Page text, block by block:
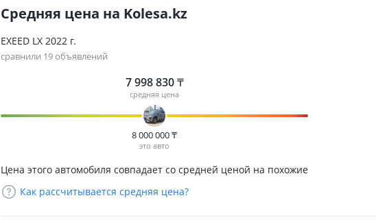
Средняя цена на Kolesa.kz
EXEED LX 2022 г.
сравнили 19 объявлений
7 998 830₸
средняя цена
8 000 000₸
это авто
Цена этого автомобиля совпадает со средней ценой на похожие
Как рассчитывается средняя цена?